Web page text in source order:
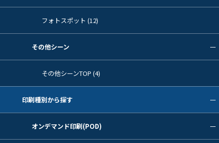
フォトスポット (12)
その他シーン
その他シーンTOP (4)
印刷種別から探す
オンデマンド印刷(POD)